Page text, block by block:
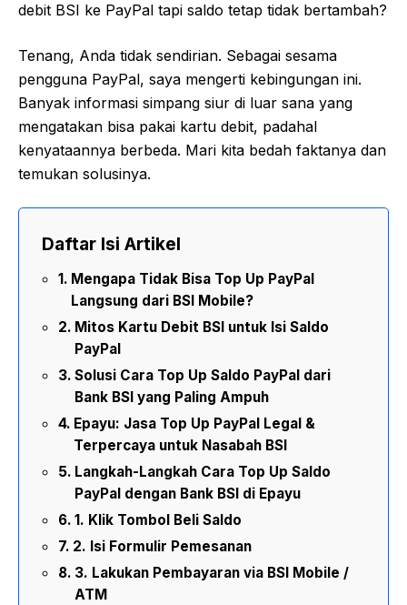
debit BSI ke PayPal tapi saldo tetap tidak bertambah?
Tenang, Anda tidak sendirian. Sebagai sesama
pengguna PayPal, saya mengerti kebingungan ini.
Banyak informasi simpang siur di luar sana yang
mengatakan bisa pakai kartu debit, padahal
kenyataannya berbeda. Mari kita bedah faktanya dan
temukan solusinya.
Daftar Isi Artikel
Mengapa Tidak Bisa Top Up PayPal
Langsung dari BSI Mobile?
Mitos Kartu Debit BSI untuk Isi Saldo
PayPal
Solusi Cara Top Up Saldo PayPal dari
Bank BSI yang Paling Ampuh
Epayu: Jasa Top Up PayPal Legal &
Terpercaya untuk Nasabah BSI
Langkah-Langkah Cara Top Up Saldo
PayPal dengan Bank BSI di Epayu
1. Klik Tombol Beli Saldo
2. Isi Formulir Pemesanan
3. Lakukan Pembayaran via BSI Mobile /
ATM